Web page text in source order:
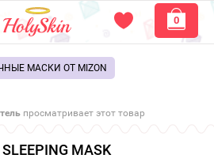
0
МАСКИ ОТ MIZON
просматривает этот товар
MASK